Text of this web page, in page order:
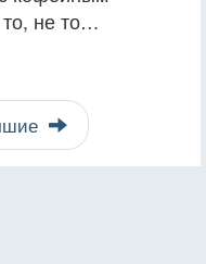
не то…